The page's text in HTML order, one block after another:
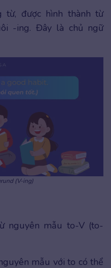
từ, được hình thành từ
-ing. Đây là chủ ngữ
(V-ing)
nguyên mẫu to-V (to-
mẫu với to có thể